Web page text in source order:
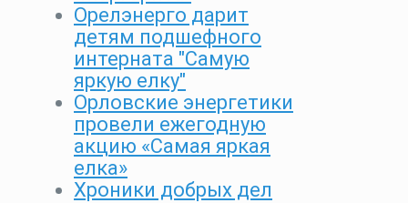
Орелэнерго дарит
детям подшефного
интерната "Самую
яркую елку"
Орловские энергетики
провели ежегодную
акцию «Самая яркая
елка»
Хроники добрых дел